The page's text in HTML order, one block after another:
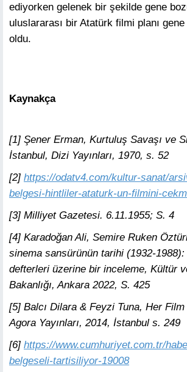
ediyorken gelenek bir şekilde gene
uluslararası bir Atatürk filmi planı
oldu.
Kaynakça
[1] Şener Erman, Kurtuluş Savaşı ve
İstanbul, Dizi Yayınları, 1970, s. 52
[2] https://odatv4.com/kultur-sanat/
belgesi-hintliler-ataturk-un-filmini-
[3] Milliyet Gazetesi. 6.11.1955; S. 4
[4] Karadoğan Ali, Semire Ruken
sinema sansürünün tarihi (1932-
defterleri üzerine bir inceleme, Kültür
Bakanlığı, Ankara 2022, S. 425
[5] Balcı Dilara & Feyzi Tuna, Her Film
Agora Yayınları, 2014, İstanbul s. 249
[6] https://www.cumhuriyet.com.tr/
belgeseli-tartisiliyor-19008